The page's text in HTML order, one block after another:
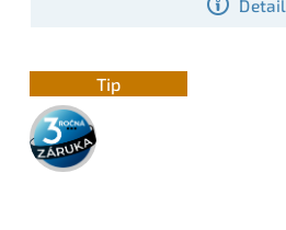
Detail
Tip
3 roky
záruka